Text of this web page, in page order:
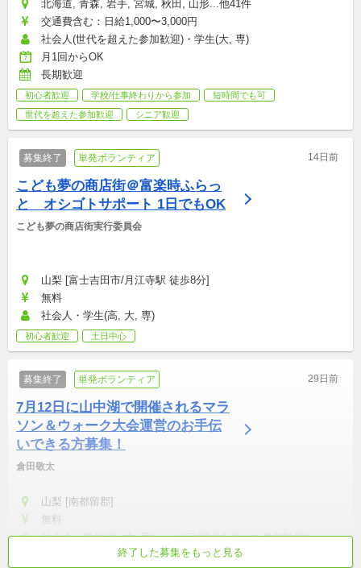
北海道, 青森, 岩手, 宮城, 秋田, 山形...他41件
交通費含む：日給1,000〜3,000円
社会人(世代を超えた参加歓迎)・学生(大, 専)
月1回からOK
長期歓迎
初心者歓迎 学校/仕事終わりから参加
短時間でも可
世代を超えた参加歓迎
シニア歓迎
募集終了 単発ボランティア 14日前
こども夢の商店街＠富楽時ふらっ
と　オシゴトサポート 1日でもOK
こども夢の商店街実行委員会
山梨 [富士吉田市/月江寺駅 徒歩8分]
無料
社会人・学生(高, 大, 専)
初心者歓迎 土日中心
募集終了 単発ボランティア 29日前
7月12日に山中湖で開催されるマラ
ソン＆ウォーク大会運営のお手伝
いできる方募集！
倉田敬太
山梨 [南都留郡]
無料
社会人・学生(高, 大, 専)・シニア(世代を超えた参加歓迎)
土日中心 交通費支給
世代を超えた参加歓迎
終了した募集をもっと見る